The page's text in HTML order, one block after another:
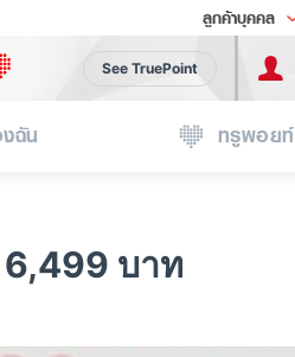
ลูกค้าบุคคล
See TruePoint
ฉัน ทรูพอยท์
6,499 บาท